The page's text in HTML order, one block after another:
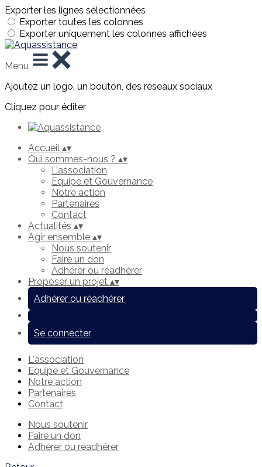
Exporter les lignes sélectionnées
Exporter toutes les colonnes
Exporter uniquement les colonnes affichées
Menu
Ajoutez un logo, un bouton, des réseaux sociaux
Cliquez pour éditer
Accueil ▴▾
Qui sommes-nous ? ▴▾
L'association
Equipe et Gouvernance
Notre action
Partenaires
Contact
Actualités ▴▾
Agir ensemble ▴▾
Nous soutenir
Faire un don
Adhérer ou réadhérer
Proposer un projet ▴▾
Adhérer ou réadhérer
Se connecter
L'association
Equipe et Gouvernance
Notre action
Partenaires
Contact
Nous soutenir
Faire un don
Adhérer ou réadhérer